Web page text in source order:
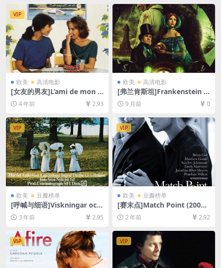
+夸克网盘1080P超清未删减
资源][网盘在线播放/下载][MP
4/5.8GB][中英字幕]
字幕]
VIP
欧美 高清电影
[女友的男友]L’ami de mon a
mie (1987)[百度网盘+迅雷云
盘资源1080P超清未删减][MP
4/6GB][中文字幕]
4 年前 2.93
欧美 高清电影
[弗兰肯斯坦]Frankenstein (2
025)[百度网盘+夸克网盘1080
P超清未删减资源][网盘在线播
放/下载][MP4/10GB][中英字
幕]
9 月前 0
VIP
欧美 豆瓣榜单
[呼喊与细语]Viskningar och
rop (1972)[百度网盘+夸克网
盘1080P超清未删减资源][网
[中文字幕]
3 年前 2.95
VIP
欧美 豆瓣榜单
[赛末点]Match Point (2005)
[百度网盘+夸克网盘1080P超
清未删减资源][网盘在线播放/
2 年前 2.92
VIP VIP